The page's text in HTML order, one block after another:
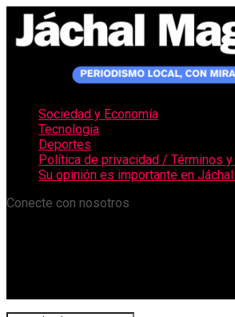
Sociedad y Economía
Tecnologia
Deportes
Política de privacidad / Términos
Su opinión es importante en
Conecte con nosotros